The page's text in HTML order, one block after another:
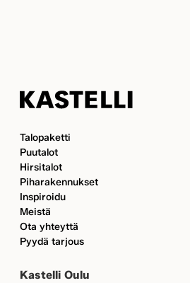
Talopaketti
Puutalot
Hirsitalot
Piharakennukset
Inspiroidu
Meistä
Ota yhteyttä
Pyydä tarjous
Kastelli Oulu